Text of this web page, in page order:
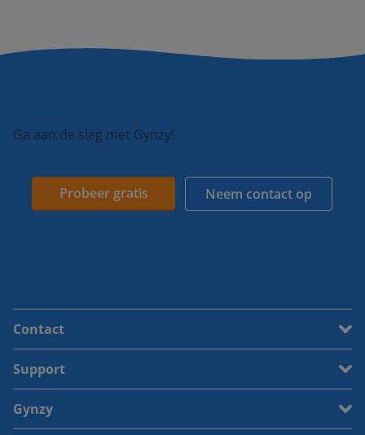
Ga aan de slag met Gynzy!
Probeer gratis Neem contact op
Contact
Support
Gynzy